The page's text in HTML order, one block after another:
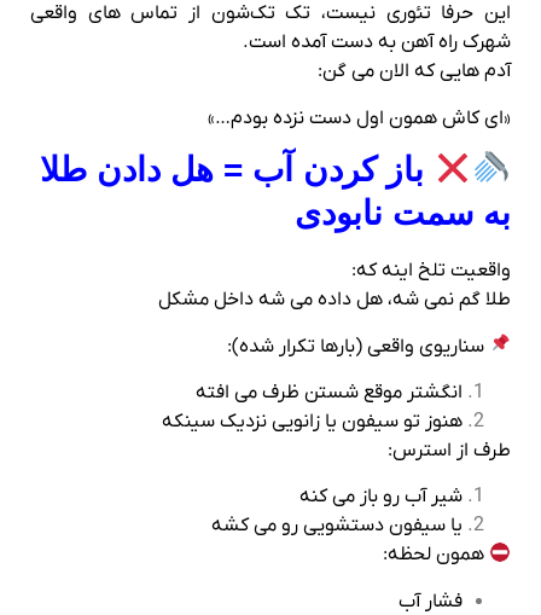
این حرفا تئوری نیست، تک‌ تک‌شون از تماس‌ های واقعی
شهرک راه‌ آهن به دست آمده است.
آدم‌ هایی که الان می‌ گن:
«ای کاش همون اول دست نزده بودم…»
باز کردن آب = هل دادن طلا
به سمت نابودی
واقعیت تلخ اینه که:
طلا گم نمی‌ شه، هل داده می‌ شه داخل مشکل
سناریوی واقعی (بارها تکرار شده):
انگشتر موقع شستن ظرف می‌ افته
هنوز تو سیفون یا زانویی نزدیک سینکه
طرف از استرس:
شیر آب رو باز می‌ کنه
یا سیفون دستشویی رو می‌ کشه
همون لحظه:
فشار آب